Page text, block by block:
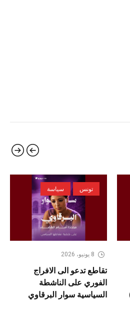
تونس سياسة
8 يونيو، 2026
تقاطع تدعو الى الافراج
الفوري على الناشطة
السياسية سوار البرقاوي